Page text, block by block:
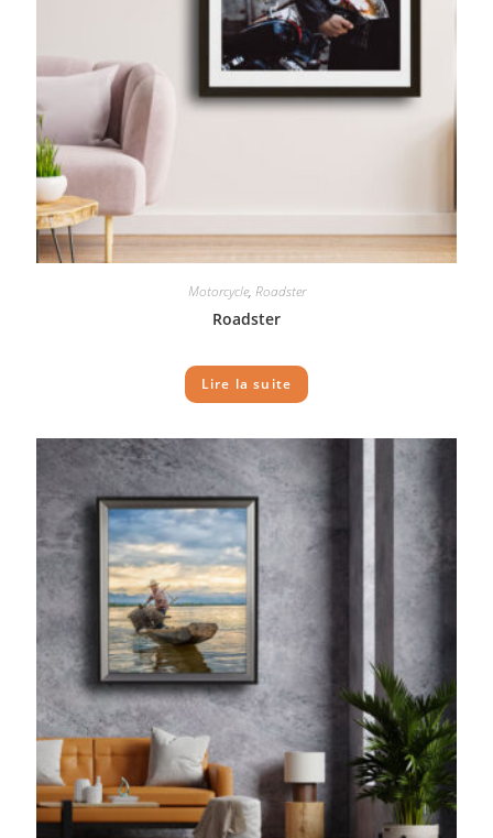
Motorcycle, Roadster
Roadster
Lire la suite